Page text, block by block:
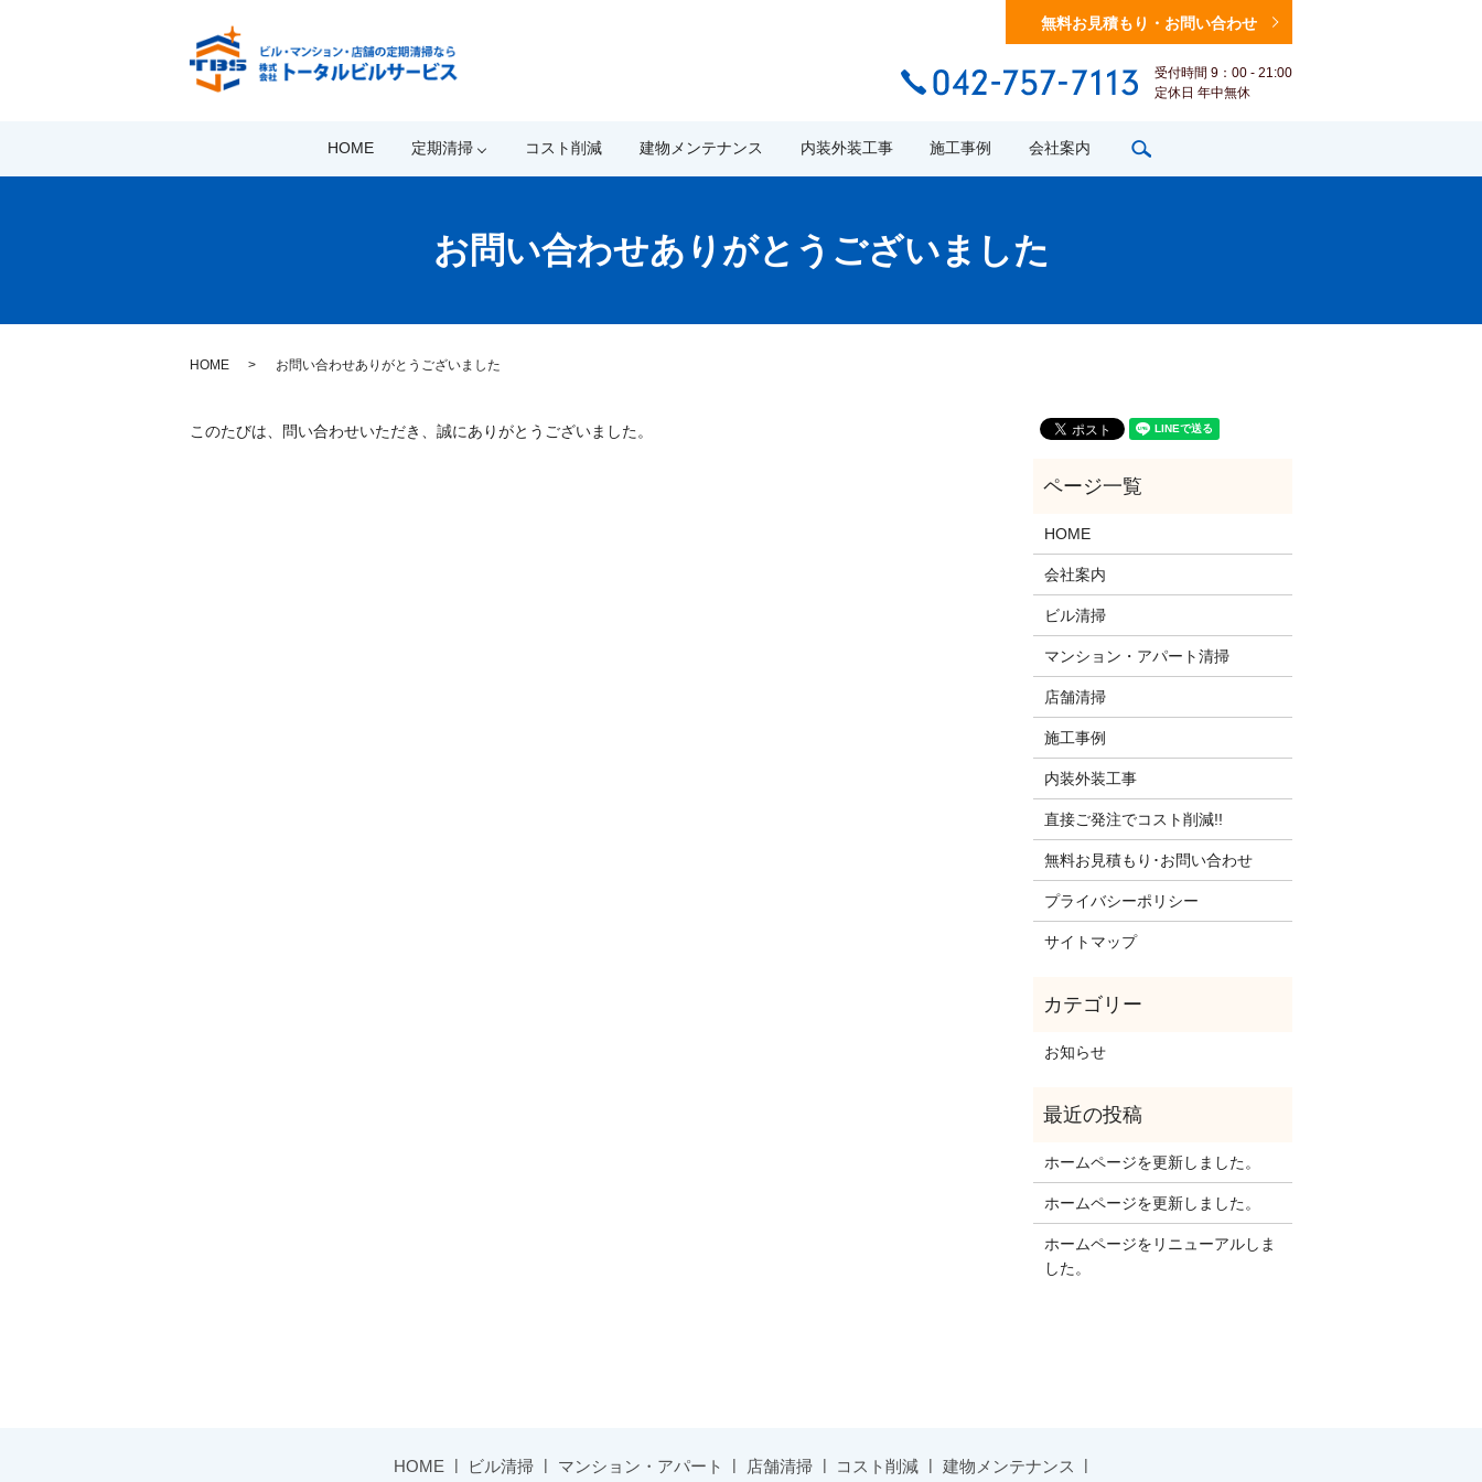
無料お見積もり・お問い合わせ
受付時間 9：00 - 21:00
定休日 年中無休
HOME 定期清掃 コスト削減 建物メンテナンス 内装外装工事 施工事例 会社案内
お問い合わせありがとうございました
HOME お問い合わせありがとうございました
このたびは、問い合わせいただき、誠にありがとうございました。
HOME
会社案内
ビル清掃
マンション・アパート清掃
店舗清掃
施工事例
内装外装工事
直接ご発注でコスト削減!!
無料お見積もり･お問い合わせ
プライバシーポリシー
サイトマップ
お知らせ
ホームページを更新しました。
ホームページを更新しました。
ホームページをリニューアルしま
した。
HOME ビル清掃 マンション・アパート 店舗清掃 コスト削減 建物メンテナンス